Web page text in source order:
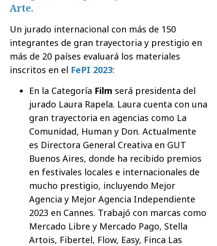
Arte.
Un jurado internacional con más de 150
integrantes de gran trayectoria y prestigio en
más de 20 países evaluará los materiales
inscritos en el FePI 2023:
En la Categoría Film será presidenta del
jurado Laura Rapela. Laura cuenta con una
gran trayectoria en agencias como La
Comunidad, Human y Don. Actualmente
es Directora General Creativa en GUT
Buenos Aires, donde ha recibido premios
en festivales locales e internacionales de
mucho prestigio, incluyendo Mejor
Agencia y Mejor Agencia Independiente
2023 en Cannes. Trabajó con marcas como
Mercado Libre y Mercado Pago, Stella
Artois, Fibertel, Flow, Easy, Finca Las